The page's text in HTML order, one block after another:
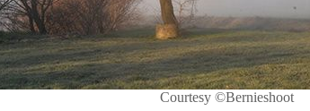
Courtesy ©Bernieshoot